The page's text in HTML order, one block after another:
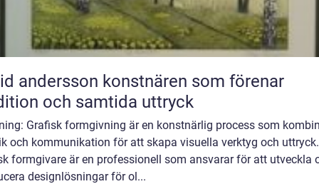
konstnären som förenar
och samtida uttryck
Grafisk formgivning är en konstnärlig process som
och kommunikation för att skapa visuella verktyg och
formgivare är en professionell som ansvarar för att utveckla
designlösningar för ol...